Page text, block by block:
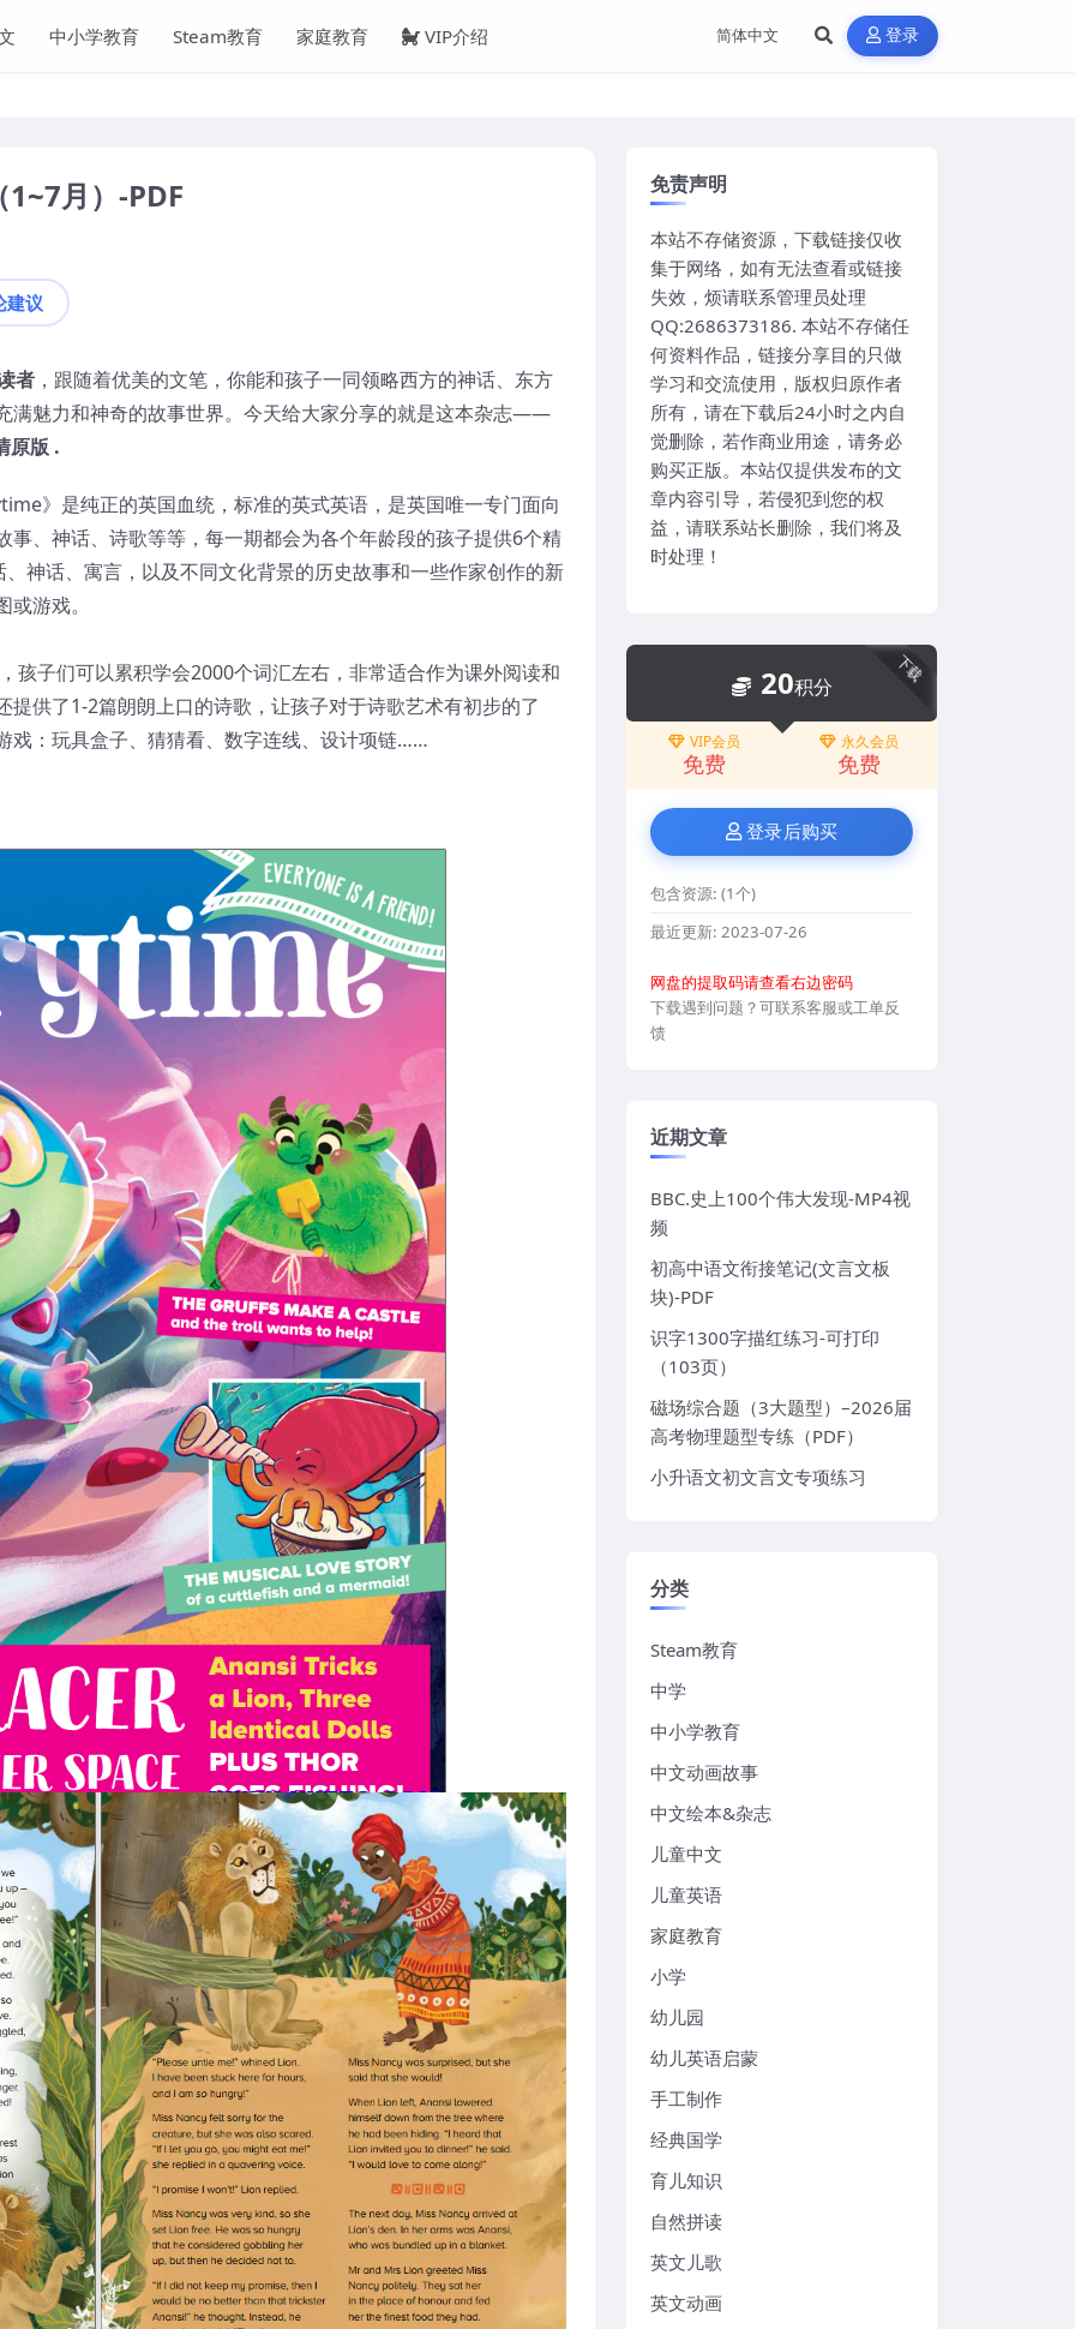
中小学教育 Steam教育 家庭教育 VIP介绍 登录
月）-PDF
建议
者 ，跟随着优美的文笔，你能和孩子一同领略西方的神话、东方
满魅力和神奇的故事世界。今天给大家分享的就是这本杂志——
原版 .
》是纯正的英国血统，标准的英式英语，是英国唯一专门面向
、神话、诗歌等等，每一期都会为各个年龄段的孩子提供6个精
神话、寓言，以及不同文化背景的历史故事和一些作家创作的新
游戏。
孩子们可以累积学会2000个词汇左右，非常适合作为课外阅读和
供了1-2篇朗朗上口的诗歌，让孩子对于诗歌艺术有初步的了
戏：玩具盒子、猜猜看、数字连线、设计项链……
免责声明
本站不存储资源，下载链接仅收
集于网络，如有无法查看或链接
失效，烦请联系管理员处理
QQ:2686373186. 本站不存储任
何资料作品，链接分享目的只做
学习和交流使用，版权归原作者
所有，请在下载后24小时之内自
觉删除，若作商业用途，请务必
购买正版。本站仅提供发布的文
章内容引导，若侵犯到您的权
益，请联系站长删除，我们将及
时处理！
下载
20积分
VIP会员
免费
永久会员
免费
登录后购买
包含资源: (1个)
最近更新: 2023-07-26
网盘的提取码请查看右边密码
下载遇到问题？可联系客服或工单反
馈
近期文章
BBC.史上100个伟大发现-MP4视
频
初高中语文衔接笔记(文言文板
块)-PDF
识字1300字描红练习-可打印
（103页）
磁场综合题（3大题型）–2026届
高考物理题型专练（PDF）
小升语文初文言文专项练习
分类
Steam教育
中学
中小学教育
中文动画故事
中文绘本&杂志
儿童中文
儿童英语
家庭教育
小学
幼儿园
幼儿英语启蒙
手工制作
经典国学
育儿知识
自然拼读
英文儿歌
英文动画